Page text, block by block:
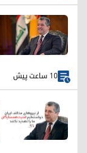
10 ساعت پیش